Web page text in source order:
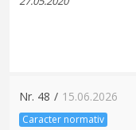
Nr. 48 / 15.06.2026
Caracter normativ